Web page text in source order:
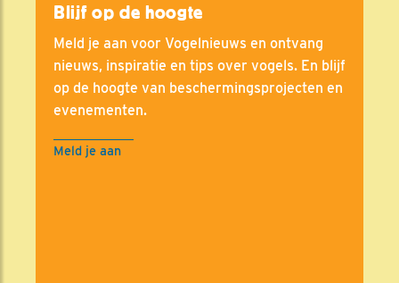
Blijf op de hoogte
Meld je aan voor Vogelnieuws en ontvang
nieuws, inspiratie en tips over vogels. En blijf
op de hoogte van beschermingsprojecten en
evenementen.
Meld je aan